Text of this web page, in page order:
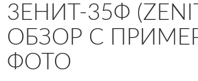
3ЕНИТ-35Ф
ОБЗОР С
ФОТО